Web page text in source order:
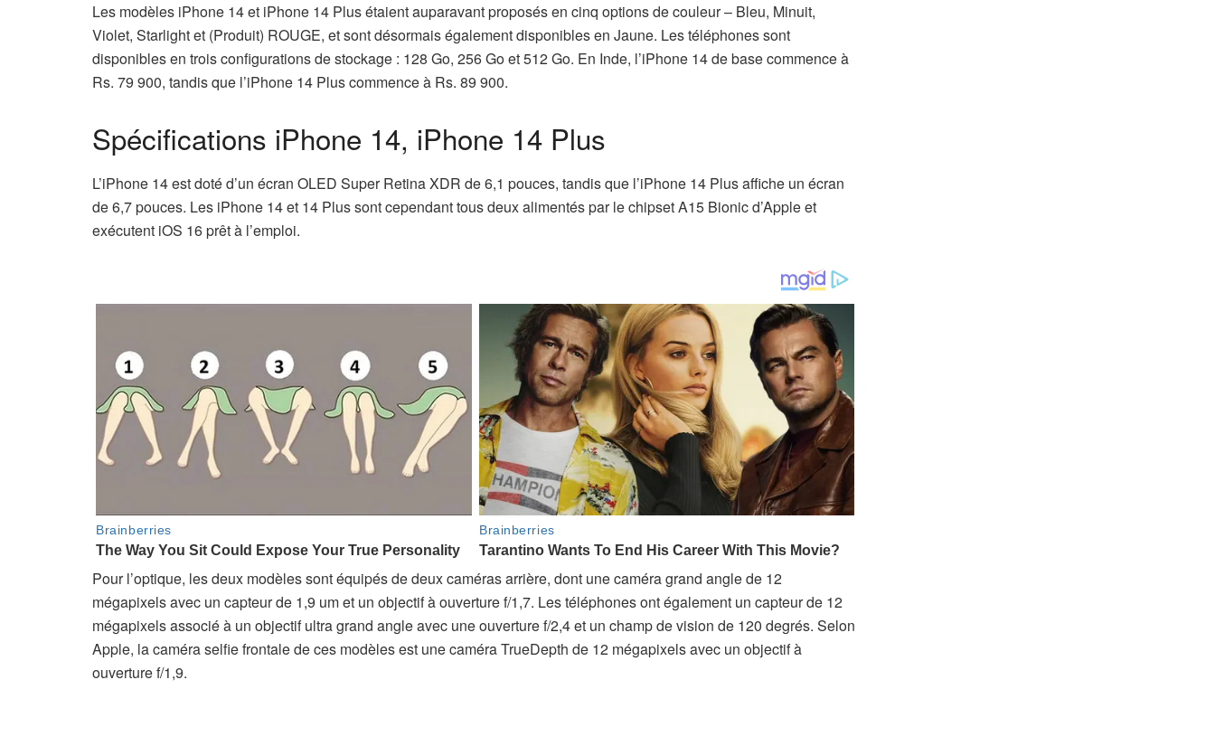
Les modèles iPhone 14 et iPhone 14 Plus étaient auparavant proposés en cinq options de couleur – Bleu, Minuit,
Violet, Starlight et (Produit) ROUGE, et sont désormais également disponibles en Jaune. Les téléphones sont
disponibles en trois configurations de stockage : 128 Go, 256 Go et 512 Go. En Inde, l’iPhone 14 de base commence à
Rs. 79 900, tandis que l’iPhone 14 Plus commence à Rs. 89 900.
Spécifications iPhone 14, iPhone 14 Plus
L’iPhone 14 est doté d’un écran OLED Super Retina XDR de 6,1 pouces, tandis que l’iPhone 14 Plus affiche un écran
de 6,7 pouces. Les iPhone 14 et 14 Plus sont cependant tous deux alimentés par le chipset A15 Bionic d’Apple et
exécutent iOS 16 prêt à l’emploi.
Pour l’optique, les deux modèles sont équipés de deux caméras arrière, dont une caméra grand angle de 12
mégapixels avec un capteur de 1,9 um et un objectif à ouverture f/1,7. Les téléphones ont également un capteur de 12
mégapixels associé à un objectif ultra grand angle avec une ouverture f/2,4 et un champ de vision de 120 degrés. Selon
Apple, la caméra selfie frontale de ces modèles est une caméra TrueDepth de 12 mégapixels avec un objectif à
ouverture f/1,9.